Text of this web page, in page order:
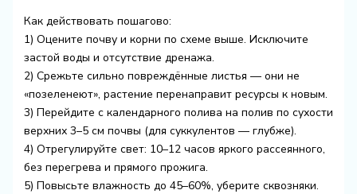
Как действовать пошагово:
1) Оцените почву и корни по схеме выше. Исключите
застой воды и отсутствие дренажа.
2) Срежьте сильно повреждённые листья — они не
«позеленеют», растение перенаправит ресурсы к новым.
3) Перейдите с календарного полива на полив по сухости
верхних 3–5 см почвы (для суккулентов — глубже).
4) Отрегулируйте свет: 10–12 часов яркого рассеянного,
без перегрева и прямого прожига.
5) Повысьте влажность до 45–60%, уберите сквозняки.